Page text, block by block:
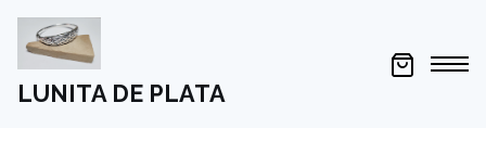
LUNITA DE PLATA